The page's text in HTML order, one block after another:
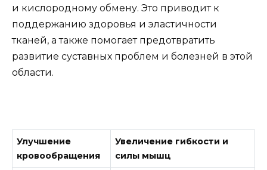
и кислородному обмену. Это приводит к
поддержанию здоровья и эластичности
тканей, а также помогает предотвратить
развитие суставных проблем и болезней в этой
области.
Улучшение
кровообращения
Увеличение гибкости и
силы мышц